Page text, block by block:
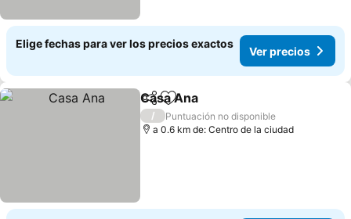
Elige fechas para ver los precios exactos
Ver precios
CompartirAgregar a favoritos
Casa Ana
/
Puntuación no disponible
a 0.6 km de: Centro de la ciudad